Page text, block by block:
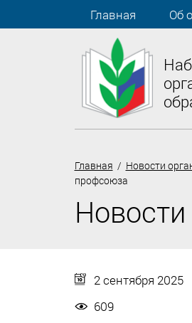
Главная Об
Главная / Новости
профсоюза
2 сентября 2025
609